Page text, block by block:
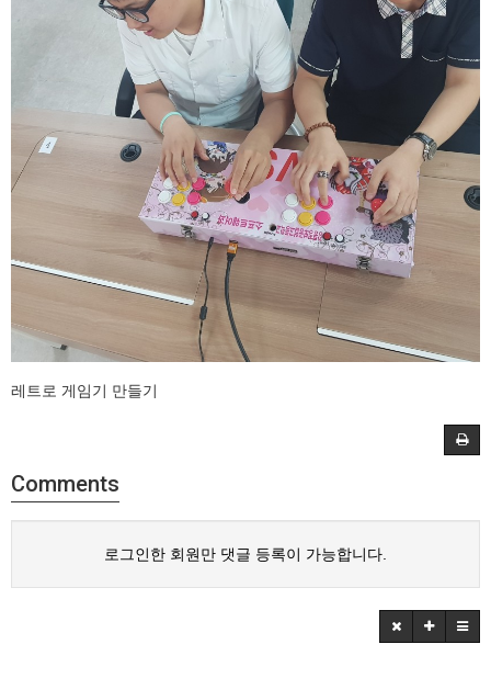
레트로 게임기 만들기
Comments
로그인한 회원만 댓글 등록이 가능합니다.